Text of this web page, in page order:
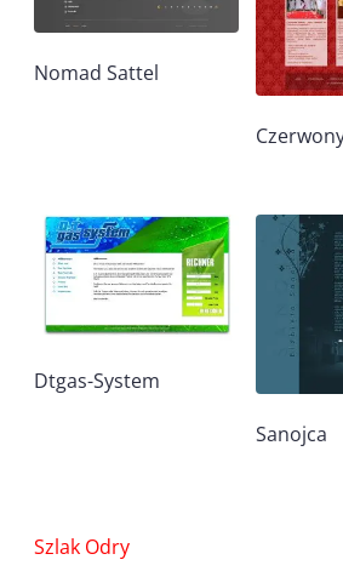
Nomad Sattel
Dtgas-System
Sanojca
Nawigacja
Szlak Odry